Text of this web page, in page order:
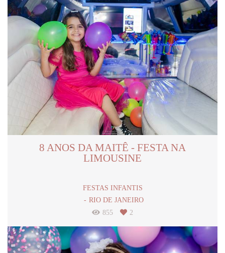
8 ANOS DA MAITÊ - FESTA NA
LIMOUSINE
FESTAS INFANTIS
RIO DE JANEIRO
855
2